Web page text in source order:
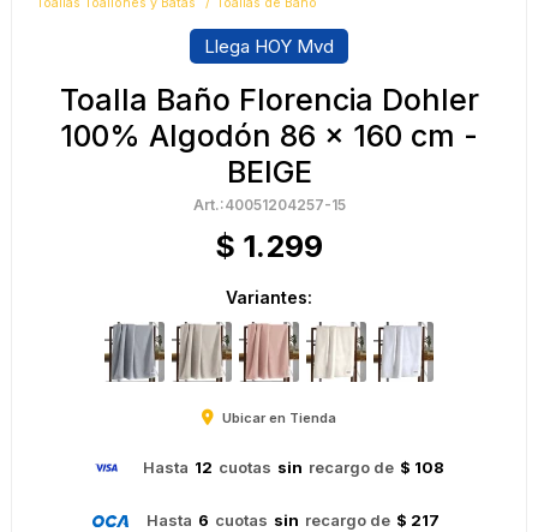
Toallas Toallones y Batas Toallas de Baño
Llega HOY Mvd
Toalla Baño Florencia Dohler
100% Algodón 86 x 160 cm -
BEIGE
40051204257-15
$ 1.299
Variantes:
Ubicar en Tienda
Hasta 12 cuotas sin recargo de $ 108
Hasta 6 cuotas sin recargo de $ 217